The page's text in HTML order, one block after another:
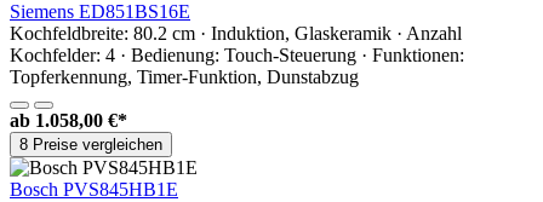
Siemens ED851BS16E
Kochfeldbreite: 80.2 cm · Induktion, Glaskeramik · Anzahl
Kochfelder: 4 · Bedienung: Touch-Steuerung · Funktionen:
Topferkennung, Timer-Funktion, Dunstabzug
ab 1.058,00 €*
8 Preise vergleichen
Bosch PVS845HB1E